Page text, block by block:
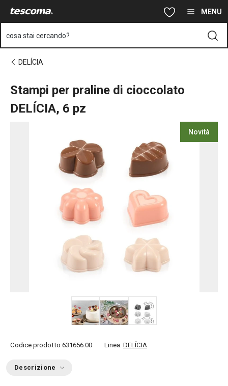
Vai al contenuto principale MENU
cosa stai cercando?
DELÍCIA
Stampi per praline di cioccolato
DELÍCIA, 6 pz
Novità
Codice prodotto 631656.00 Linea: DELÍCIA
Descrizione